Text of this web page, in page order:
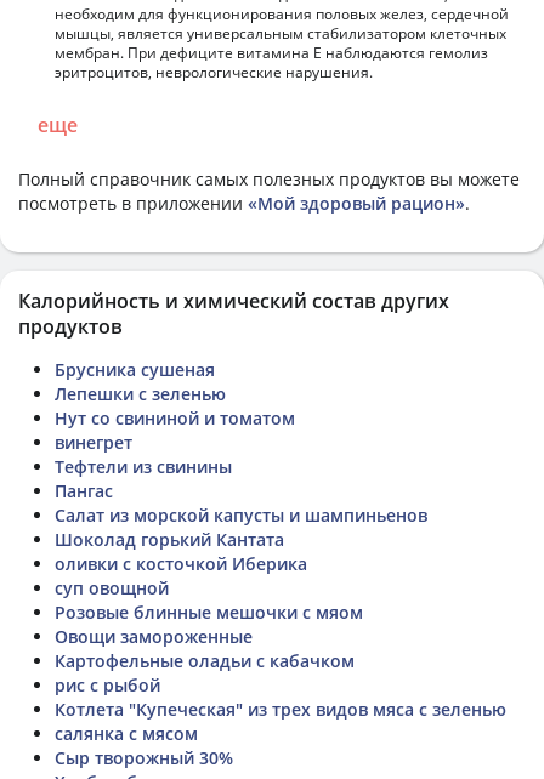
необходим для функционирования половых желез, сердечной
мышцы, является универсальным стабилизатором клеточных
мембран. При дефиците витамина Е наблюдаются гемолиз
эритроцитов, неврологические нарушения.
еще
Полный справочник самых полезных продуктов вы можете
посмотреть в приложении «Мой здоровый рацион».
Калорийность и химический состав других
продуктов
Брусника сушеная
Лепешки с зеленью
Нут со свининой и томатом
винегрет
Тефтели из свинины
Пангас
Салат из морской капусты и шампиньенов
Шоколад горький Кантата
оливки с косточкой Иберика
суп овощной
Розовые блинные мешочки с мяом
Овощи замороженные
Картофельные оладьи с кабачком
рис с рыбой
Котлета "Купеческая" из трех видов мяса с зеленью
салянка с мясом
Сыр творожный 30%